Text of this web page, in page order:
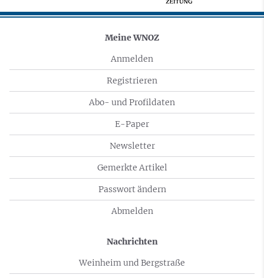
Meine WNOZ
Anmelden
Registrieren
Abo- und Profildaten
E-Paper
Newsletter
Gemerkte Artikel
Passwort ändern
Abmelden
Nachrichten
Weinheim und Bergstraße